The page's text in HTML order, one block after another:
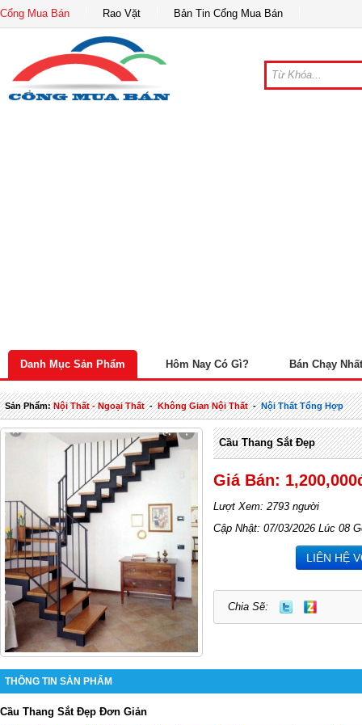
Cổng Mua Bán Rao Vặt Bản Tin Cổng Mua Bán
Danh Mục Sản Phẩm Hôm Nay Có Gì? Bán Chạy Nhất
Sản Phẩm:Nội Thất - Ngoại Thất-Không Gian Nội Thất-Nội Thất Tổng Hợp
Cầu Thang Sắt Đẹp
Giá Bán:
Lượt Xem: 2793 người
Cập Nhật: 07/03/2026 Lúc 08
LIÊN HỆ
Chia Sẽ:
THÔNG TIN SẢN PHẨM
Cầu Thang Sắt Đẹp Đơn Giản